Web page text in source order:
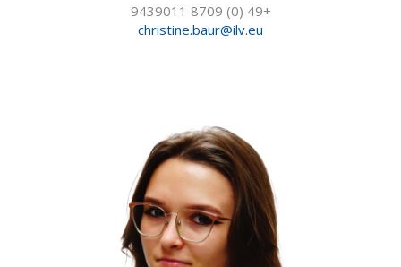
+49 (0) 8709 9439011
christine.baur@ilv.eu